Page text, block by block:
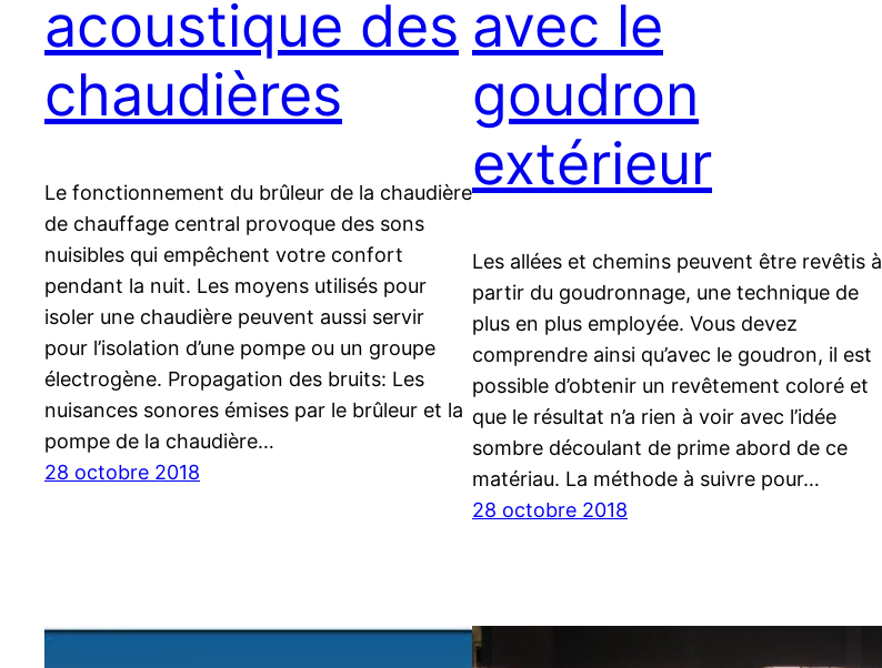
acoustique des
chaudières
Le fonctionnement du brûleur de la chaudière
de chauffage central provoque des sons
nuisibles qui empêchent votre confort
pendant la nuit. Les moyens utilisés pour
isoler une chaudière peuvent aussi servir
pour l’isolation d’une pompe ou un groupe
électrogène. Propagation des bruits: Les
nuisances sonores émises par le brûleur et la
pompe de la chaudière…
28 octobre 2018
avec le
goudron
extérieur
Les allées et chemins peuvent être revêtis à
partir du goudronnage, une technique de
plus en plus employée. Vous devez
comprendre ainsi qu’avec le goudron, il est
possible d’obtenir un revêtement coloré et
que le résultat n’a rien à voir avec l’idée
sombre découlant de prime abord de ce
matériau. La méthode à suivre pour…
28 octobre 2018